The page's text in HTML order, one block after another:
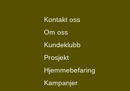
Kontakt oss
Om oss
Kundeklubb
Prosjekt
Hjemmebefaring
Kampanjer